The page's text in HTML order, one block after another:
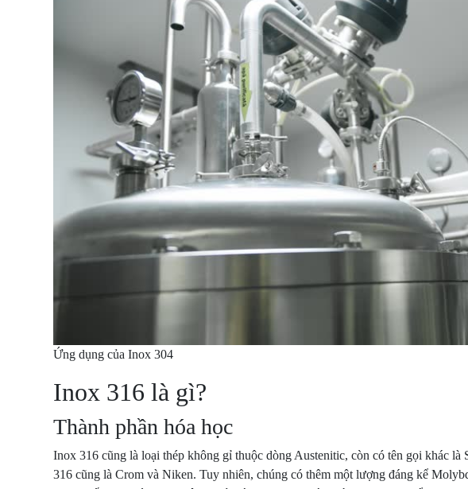
Ứng dụng của Inox 304
Inox 316 là gì?
Thành phần hóa học
Inox 316 cũng là loại thép không gỉ thuộc dòng Austenitic, còn có tên gọi khác là
316 cũng là Crom và Niken. Tuy nhiên, chúng có thêm một lượng đáng kể